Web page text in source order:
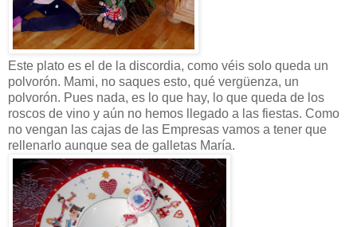
Este plato es el de la discordia, como véis solo queda un
polvorón. Mami, no saques esto, qué vergüenza, un
polvorón. Pues nada, es lo que hay, lo que queda de los
roscos de vino y aún no hemos llegado a las fiestas. Como
no vengan las cajas de las Empresas vamos a tener que
rellenarlo aunque sea de galletas María.